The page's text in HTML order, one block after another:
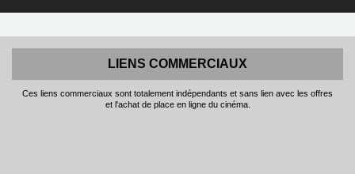
LIENS COMMERCIAUX
Ces liens commerciaux sont totalement indépendants et sans lien avec les offres
et l'achat de place en ligne du cinéma.